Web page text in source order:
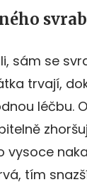
sám se
trvají,
léčbu.
vysoce
tím